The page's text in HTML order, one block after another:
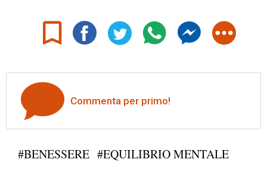
Commenta per primo!
#BENESSERE #EQUILIBRIO MENTALE